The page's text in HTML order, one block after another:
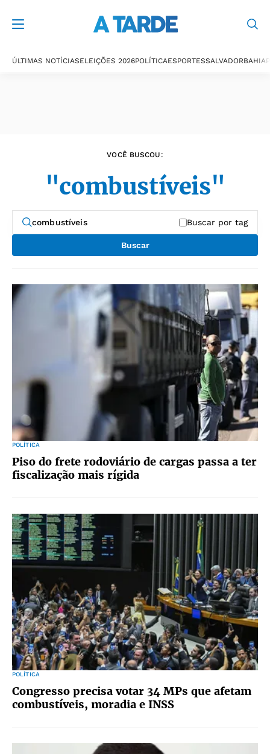
ÚLTIMAS NOTÍCIASELEIÇÕES 2026POLÍTICAESPORTESSALVADORBAHIA
VOCÊ BUSCOU:
"combustíveis"
Buscar por tag
Buscar
POLÍTICA
Piso do frete rodoviário de cargas passa a ter
fiscalização mais rígida
POLÍTICA
Congresso precisa votar 34 MPs que afetam
combustíveis, moradia e INSS